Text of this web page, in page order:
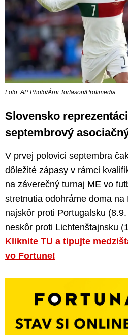
Foto: AP Photo/Árni Torfason/Profimedia
Slovensko
septembrový
V prvej polovici septembra
dôležité zápasy v rámci
na záverečný turnaj ME vo
stretnutia odohráme doma na
najskôr proti Portugalsku
neskôr proti Lichtenštajnsku
Kliknite TU a tipujte
vo Fortune!